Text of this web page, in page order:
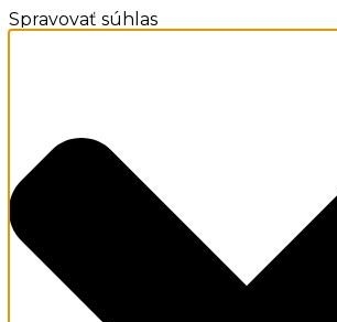
Spravovať súhlas